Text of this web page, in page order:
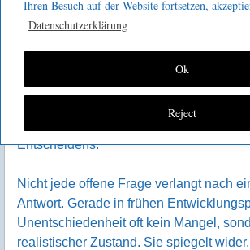
Ihren Besuch auf der Website fortsetzen,
Datenschutzerklärung
Reject
Ok
In Organisationen gilt
zentrale Führungskompetenz. Wer
führt diese Haltung jedoch regelmäßig zu
Fehlentscheidungen mit langfristiger
Entscheidens.
Nicht jede offene Frage verlangt nach
Antwort. Gerade in frühen
Unentschiedenheit oft kein Mangel,
realistischer Zustand. Sie spiegelt